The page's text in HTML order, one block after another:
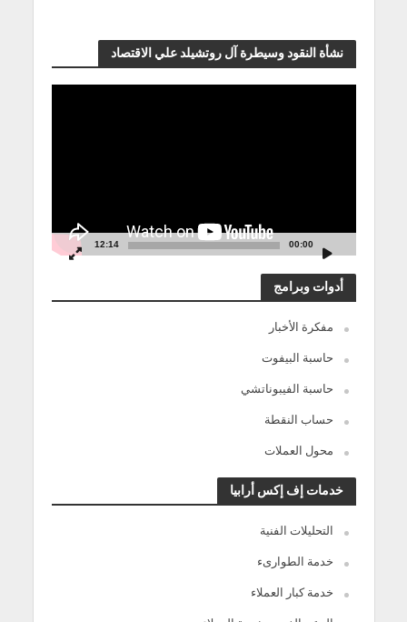
نشأة النقود وسيطرة آل روتشيلد علي الاقتصاد
00:00
12:14
أدوات وبرامج
مفكرة الأخبار
حاسبة البيفوت
حاسبة الفيبوناتشي
حساب النقطة
محول العملات
خدمات إف إكس أرابيا
التحليلات الفنية
خدمة الطوارىء
خدمة كبار العملاء